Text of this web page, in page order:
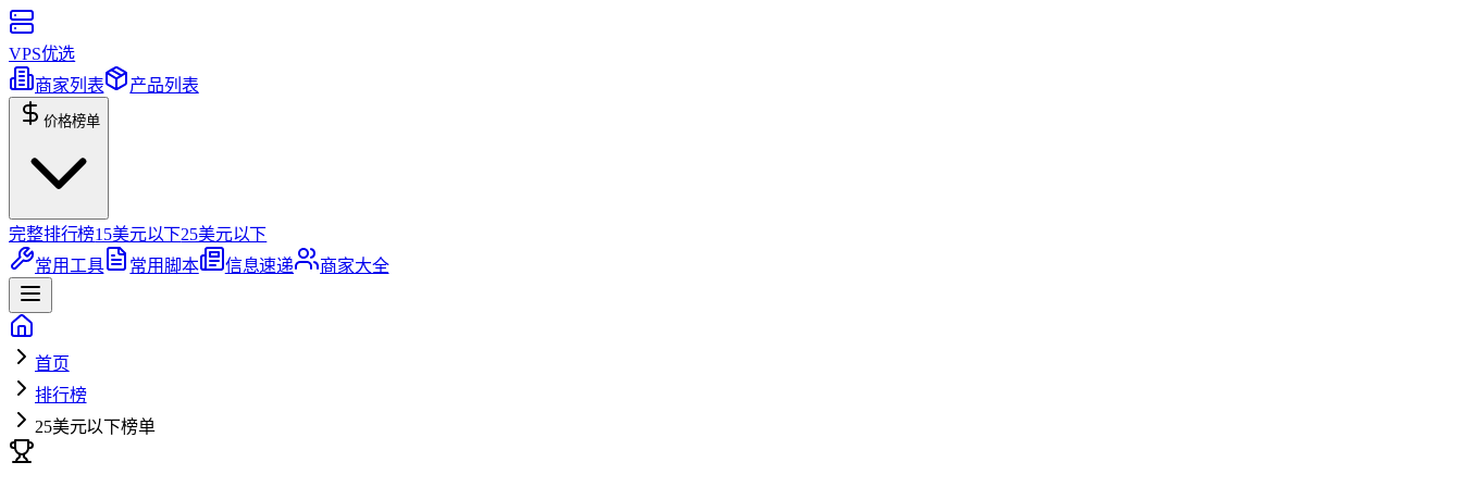
VPS优选
商家列表
产品列表
价格榜单
完整排行榜15美元以下25美元以下
常用工具
常用脚本 信息速递 商家大全
首页
排行榜
25美元以下榜单